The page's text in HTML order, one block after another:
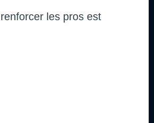
les pros est